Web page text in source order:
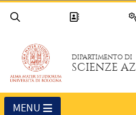
DIPARTIMENTO DI
SCIENZE
MENU